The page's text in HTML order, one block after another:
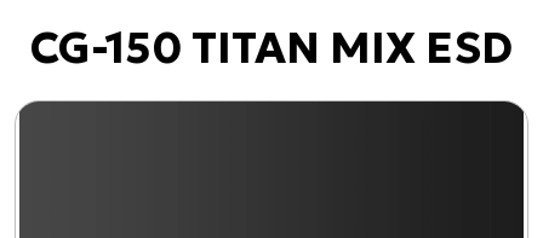
Nossa história
CG-150 TITAN MIX ESD